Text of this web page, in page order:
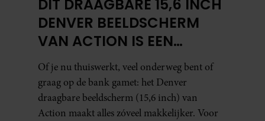
DIT DRAAGBARE 15,6 INCH
DENVER BEELDSCHERM
VAN ACTION IS EEN
GAMECHANGER VOOR
THUISWERKERS ÉN BINGE-
WATCHERS
Of je nu thuiswerkt, veel onderweg bent of
graag op de bank gamet: het Denver
draagbare beeldscherm (15,6 inch) van
Action maakt alles zóveel makkelijker. Voor